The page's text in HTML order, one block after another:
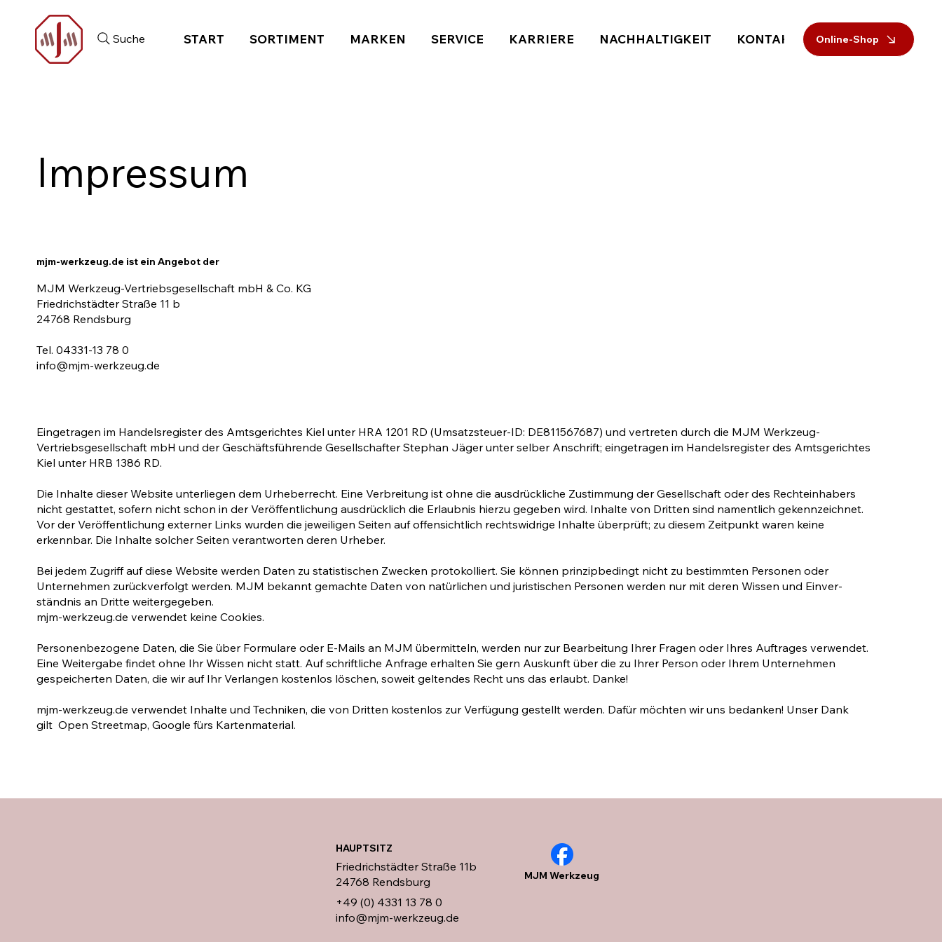
Suche START SORTIMENT MARKEN SERVICE KARRIERE NACHHALTIGKEIT KONTAKT Online-Shop
Impressum
mjm-werkzeug.de ist ein Angebot der
MJM Werkzeug-Vertriebsgesellschaft mbH & Co. KG
Friedrichstädter Straße 11 b
24768 Rendsburg
Tel. 04331-13 78 0
info@mjm-werkzeug.de
Eingetragen im Handelsregister des Amtsgerichtes Kiel unter HRA 1201 RD (Umsatzsteuer-ID: DE811567687) und vertreten durch die MJM Werkzeug-
Vertriebsgesellschaft mbH und der Geschäftsführende Gesellschafter Stephan Jäger unter selber Anschrift; eingetragen im Handelsregister des Amtsgerichtes
Kiel unter HRB 1386 RD.
Die Inhalte dieser Website unterliegen dem Urheberrecht. Eine Verbreitung ist ohne die aus­drück­liche Zustimmung der Gesellschaft oder des Rechteinhabers
nicht gestattet, sofern nicht schon in der Veröffentlichung ausdrücklich die Erlaubnis hierzu gegeben wird. In­hal­te von Dritten sind namentlich gekennzeichnet.
Vor der Veröffentlichung externer Links wurden die jeweiligen Seiten auf offensichtlich rechts­widrige Inhalte überprüft; zu diesem Zeitpunkt waren keine
erkennbar. Die Inhalte solcher Seiten verantworten deren Urheber.
Bei jedem Zugriff auf diese Website werden Daten zu statistischen Zwecken protokolliert. Sie können prinzipbedingt nicht zu bestimmten Personen oder
Unternehmen zurückverfolgt werden. MJM bekannt gemachte Daten von natürlichen und juristischen Personen werden nur mit deren Wissen und Ein­ver­
ständnis an Dritte weiter­gegeben.
mjm-werkzeug.de verwendet keine Cookies.
Personenbezogene Daten, die Sie über Formulare oder E-Mails an MJM übermitteln, werden nur zur Bearbeitung Ihrer Fra­gen oder Ihres Auftrages verwendet.
Eine Weiter­gabe findet ohne Ihr Wissen nicht statt. Auf schriftliche Anfrage er­hal­ten Sie gern Auskunft über die zu Ihrer Person oder Ihrem Unternehmen
gespei­cher­ten Daten, die wir auf Ihr Verlangen kostenlos löschen, soweit geltendes Recht uns das erlaubt. Danke!
mjm-werkzeug.de verwendet Inhalte und Techniken, die von Dritten kostenlos zur Verfügung gestellt werden. Dafür möchten wir uns bedanken! Unser Dank
gilt Open Streetmap, Google fürs Kartenmaterial.
HAUPTSITZ
Friedrichstädter Straße 11b
24768 Rendsburg
+49 (0) 4331 13 78 0
info@mjm-werkzeug.de
MJM Werkzeug